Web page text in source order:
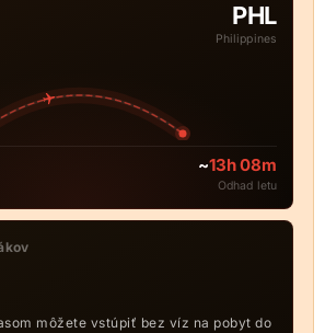
PHL
Philippines
~13h 08m
Odhad letu
môžete vstúpiť bez víz na pobyt do